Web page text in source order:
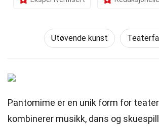
Utøvende kunst
Pantomime er en unik form for
kombinerer musikk, dans og